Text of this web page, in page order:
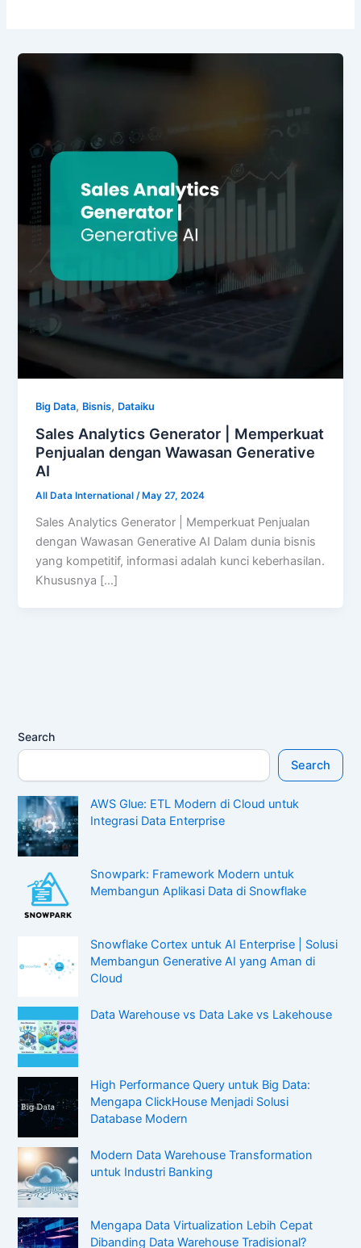
Big Data, Bisnis, Dataiku
Sales Analytics Generator | Memperkuat
Penjualan dengan Wawasan Generative
AI
All Data International/ May 27, 2024
Sales Analytics Generator | Memperkuat Penjualan
dengan Wawasan Generative AI Dalam dunia bisnis
yang kompetitif, informasi adalah kunci keberhasilan.
Khususnya […]
Search
Search
AWS Glue: ETL Modern di Cloud untuk
Integrasi Data Enterprise
Snowpark: Framework Modern untuk
Membangun Aplikasi Data di Snowflake
Snowflake Cortex untuk AI Enterprise | Solusi
Membangun Generative AI yang Aman di
Cloud
Data Warehouse vs Data Lake vs Lakehouse
High Performance Query untuk Big Data:
Mengapa ClickHouse Menjadi Solusi
Database Modern
Modern Data Warehouse Transformation
untuk Industri Banking
Mengapa Data Virtualization Lebih Cepat
Dibanding Data Warehouse Tradisional?